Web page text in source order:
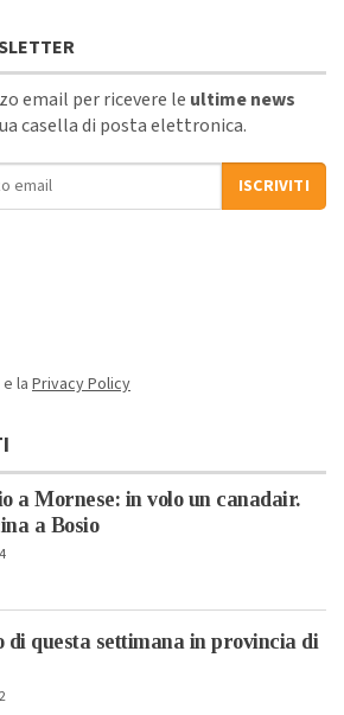
email per ricevere le ultime news
casella di posta elettronica.
ISCRIVITI
laPrivacy Policy
a Mornese: in volo un canadair.
a Bosio
questa settimana in provincia di